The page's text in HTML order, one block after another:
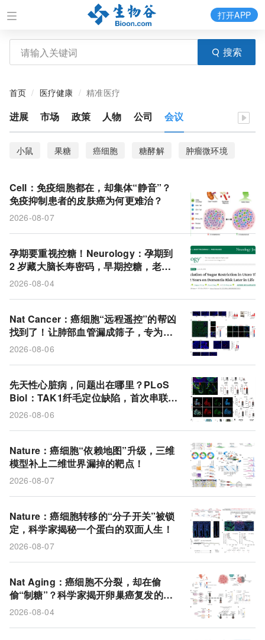
搜索
打开APP
首页 医疗健康 精准医疗
进展 市场 政策 人物 公司 会议
小鼠 果糖 癌细胞 糖酵解
肿瘤微环境
抗体偶联药物
XJ-4-85 大脑灰质
额叶
抑郁症
ZFP36L2
类器官
大脑
膳食指南 细胞外囊泡
痴呆症
非黑色素瘤皮肤癌
巨噬细胞
白介素-6 脂质囊泡
DepMap
癌细胞系
PD-1 斑马鱼
TAK1基因
整合素α5
先天性心脏病 临床试验 胰腺癌
Cell：免疫细胞都在，却集体“静音”？
免疫抑制患者的皮肤癌为何更难治？
2026-08-07
孕期要重视控糖！Neurology：孕期到
2 岁藏大脑长寿密码，早期控糖，老年
痴呆晚来近 3 年
2026-08-04
Nat Cancer：癌细胞“远程遥控”的帮凶
找到了！让肺部血管漏成筛子，专为转
移开道
2026-08-06
先天性心脏病，问题出在哪里？PLoS
Biol：TAK1纤毛定位缺陷，首次串联起
先心病+多系统畸形的统一通路
2026-08-06
Nature：癌细胞“依赖地图”升级，三维
模型补上二维世界漏掉的靶点！
2026-08-07
Nature：癌细胞转移的“分子开关”被锁
定，科学家揭秘一个蛋白的双面人生！
2026-08-07
Nat Aging：癌细胞不分裂，却在偷
偷“制糖”？科学家揭开卵巢癌复发的代
谢诡计
2026-08-04